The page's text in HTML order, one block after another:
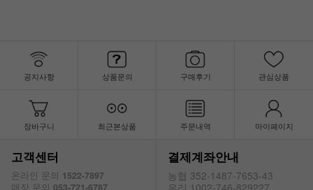
공지사항 상품문의 구매후기 관심상품
장바구니 최근본상품 주문내역 마이페이지
고객센터
온라인 문의 1522-7897
매장 문의 053-721-6787
결제계좌안내
농협 352-1487-7653-43
우리 1002-746-829227